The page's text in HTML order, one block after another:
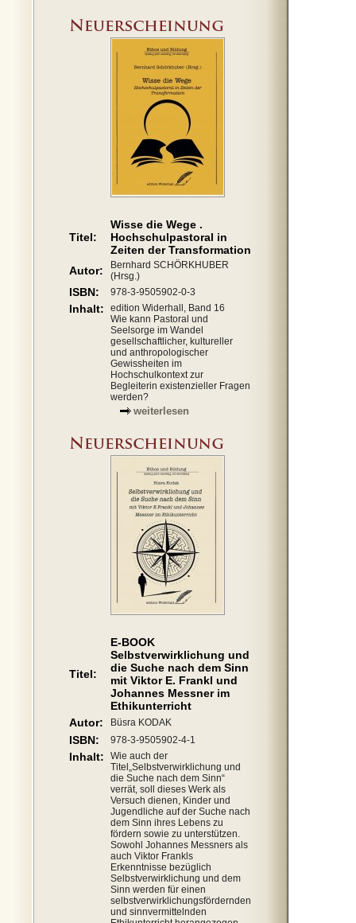
Titel:
Wisse die Wege .
Hochschulpastoral in
Zeiten der Transformation
Autor:
Bernhard SCHÖRKHUBER
(Hrsg.)
ISBN: 978-3-9505902-0-3
Inhalt:
edition Widerhall, Band 16
Wie kann Pastoral und
Seelsorge im Wandel
gesellschaftlicher, kultureller
und anthropologischer
Gewissheiten im
Hochschulkontext zur
Begleiterin existenzieller Fragen
werden?
weiterlesen
Titel:
E-BOOK
Selbstverwirklichung und
die Suche nach dem Sinn
mit Viktor E. Frankl und
Johannes Messner im
Ethikunterricht
Autor:
Büsra KODAK
ISBN: 978-3-9505902-4-1
Inhalt:
Wie auch der
Titel„Selbstverwirklichung und
die Suche nach dem Sinn“
verrät, soll dieses Werk als
Versuch dienen, Kinder und
Jugendliche auf der Suche nach
dem Sinn ihres Lebens zu
fördern sowie zu unterstützen.
Sowohl Johannes Messners als
auch Viktor Frankls
Erkenntnisse bezüglich
Selbstverwirklichung und dem
Sinn werden für einen
selbstverwirklichungsfördernden
und sinnvermittelnden